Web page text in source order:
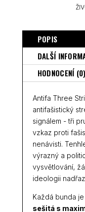
POPIS
DALŠÍ
HODNOCENÍ (0)
Antifa Three
antifašistický
signálem - tři
vzkaz proti
nenávisti.
výrazný a
vysvětlování,
ideologii
Každá bunda je
sešitá s